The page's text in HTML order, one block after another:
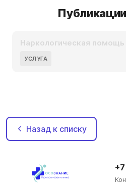
УСЛУГА
Наркологическая помощь
Назад к списку